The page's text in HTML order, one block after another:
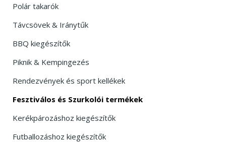
Polár takarók
Távcsövek & Iránytűk
BBQ kiegészítők
Piknik & Kempingezés
Rendezvények és sport kellékek
Fesztiválos és Szurkolói termékek
Kerékpározáshoz kiegészítők
Futballozáshoz kiegészítők